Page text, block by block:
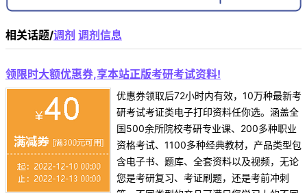
相关话题/调剂 调剂信息
领限时大额优惠券,享本站正版考研考试资料!
优惠券领取后72小时内有效，10万种最新考
研考试考证类电子打印资料任你选。涵盖全
国500余所院校考研专业课、200多种职业
资格考试、1100多种经典教材，产品类型包
含电子书、题库、全套资料以及视频，无论
您是考研复习、考证刷题，还是考前冲刺